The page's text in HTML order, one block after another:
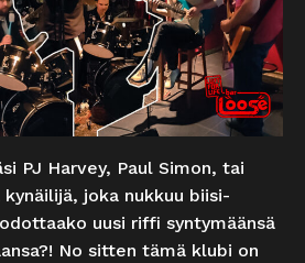
PJ Harvey, Paul Simon, tai
joka nukkuu biisi-
uusi riffi syntymäänsä
No sitten tämä klubi on